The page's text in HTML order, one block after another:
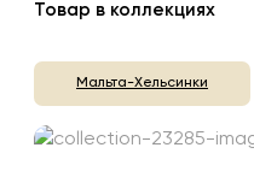
Товар в коллекциях
Мальта-Хельсинки